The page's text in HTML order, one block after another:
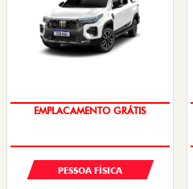
OPORTUNIDADE
PESSOA FÍSICA